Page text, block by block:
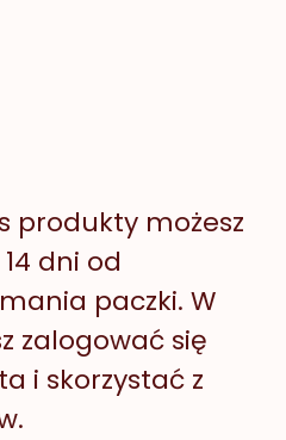
produkty możesz
dni od
paczki. W
zalogować się
i skorzystać z